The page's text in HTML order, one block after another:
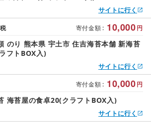
サイトに行く
寄付金額 : 10,000円
のり 熊本県 宇土市 住吉海苔本舗 新海苔
フトBOX入)
サイトに行く
寄付金額 : 10,000円
海苔屋の食卓20(クラフトBOX入)
サイトに行く